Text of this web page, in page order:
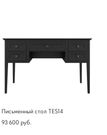
Письменный стол TES14
93 600 pуб.